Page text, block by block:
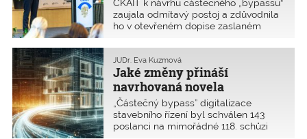
v nejvíce postižených oblastech
severní Moravy, byli osloveni nejprve
autorizovaní statici.
k částečnému „bypassu“
digitalizace stavebního
řízení
ČKAIT k návrhu částečného „bypassu“
zaujala odmítavý postoj a zdůvodnila
ho v otevřeném dopise zaslaném
následně senátorům 13. listopadu
2024. Stanovisko vychází usnesení
představenstva z 21. října 2024. Zde
zveřejňujeme text otevřeného dopisu
poslancům i senátorům.
Jaké změny přináší
navrhovaná novela
stavebního zákona, tzv.
částečný bypass?
JUDr. Eva Kuzmová
„Částečný bypass” digitalizace
stavebního řízení byl schválen 143
poslanci na mimořádné 118. schůzi